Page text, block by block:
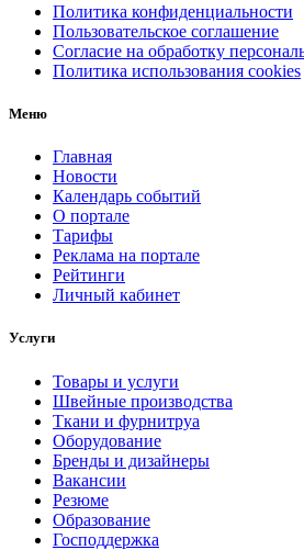
Политика конфиденциальности
Пользовательское соглашение
Согласие на обработку
Политика использования cookies
Меню
Главная
Новости
Календарь событий
О портале
Тарифы
Реклама на портале
Рейтинги
Личный кабинет
Услуги
Товары и услуги
Швейные производства
Ткани и фурнитруа
Оборудование
Бренды и дизайнеры
Вакансии
Резюме
Образование
Господдержка